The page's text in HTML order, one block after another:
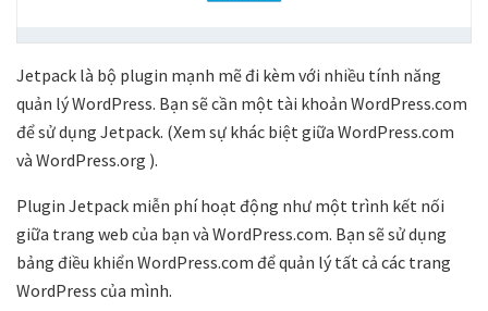
Jetpack là bộ plugin mạnh mẽ đi kèm với nhiều tính năng
quản lý WordPress. Bạn sẽ cần một tài khoản WordPress.com
để sử dụng Jetpack. (Xem sự khác biệt giữa WordPress.com
và WordPress.org ).
Plugin Jetpack miễn phí hoạt động như một trình kết nối
giữa trang web của bạn và WordPress.com. Bạn sẽ sử dụng
bảng điều khiển WordPress.com để quản lý tất cả các trang
WordPress của mình.